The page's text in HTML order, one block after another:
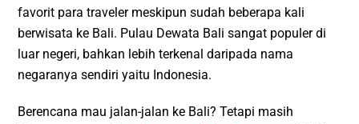
favorit para traveler meskipun sudah beberapa kali
berwisata ke Bali. Pulau Dewata Bali sangat populer di
luar negeri, bahkan lebih terkenal daripada nama
negaranya sendiri yaitu Indonesia.
Berencana mau jalan-jalan ke Bali? Tetapi masih